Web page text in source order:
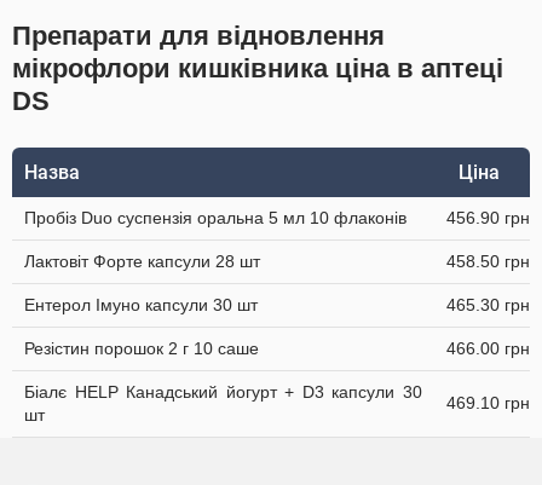
Препарати для відновлення
мікрофлори кишківника ціна в аптеці
DS
Назва Ціна
Пробіз Duo суспензія оральна 5 мл 10 флаконів 456.90 грн
Лактовіт Форте капсули 28 шт 458.50 грн
Ентерол Імуно капсули 30 шт 465.30 грн
Резістин порошок 2 г 10 саше 466.00 грн
Біалє HELP Канадський йогурт + D3 капсули 30
шт
469.10 грн